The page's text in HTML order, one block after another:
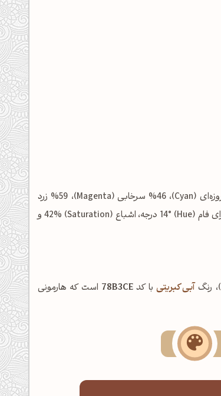
شامل: %0 فیروزه‌ای (Cyan)، %46 سرخابی (Magenta)، %59 زرد
(Yellow) و %48 مشکی (Key/Black) است. در فضای رنگی HSL نیز این رنگ دارای فام (Hue) 14° درجه، اشباع (Saturation) 42% و
)، رنگآبی کبریتی با کد78B3CE است که هارمونی